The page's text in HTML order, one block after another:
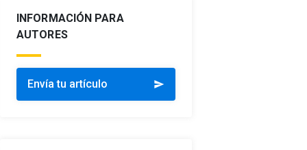
INFORMACIÓN PARA
AUTORES
Envía tu artículo send